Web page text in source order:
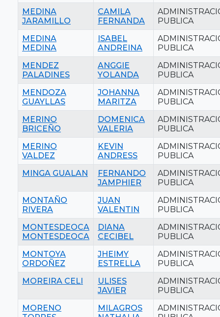
MEDINA
JARAMILLO
CAMILA
FERNANDA
PUBLICA
MEDINA
MEDINA
ISABEL
ANDREINA
PUBLICA
MENDEZ
PALADINES
ANGGIE
YOLANDA
PUBLICA
MENDOZA
GUAYLLAS
JOHANNA
MARITZA
PUBLICA
MERINO
BRICEÑO
DOMENICA
VALERIA
PUBLICA
MERINO
VALDEZ
KEVIN
ANDRESS
PUBLICA
MINGA GUALAN
FERNANDO
JAMPHIER
PUBLICA
MONTAÑO
RIVERA
JUAN
VALENTIN
PUBLICA
MONTESDEOCA
MONTESDEOCA
DIANA
CECIBEL
PUBLICA
MONTOYA
ORDOÑEZ
JHEIMY
ESTRELLA
PUBLICA
MOREIRA CELI
ULISES
JAVIER
PUBLICA
MORENO
MILAGROS